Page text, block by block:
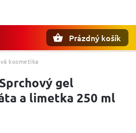
Prázdný košík
kosmetika
gel
a limetka 250 ml